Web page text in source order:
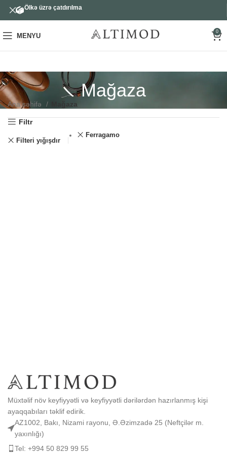
MENYU
0
Mağaza
Ana səhifə Mağaza
Filtr
Filteri yığışdır
Ferragamo
Müxtəlif növ keyfiyyətli və keyfiyyətli dərilərdən hazırlanmış kişi
ayaqqabıları təklif edirik.
AZ1002, Bakı, Nizami rayonu, Ə.Əzimzadə 25 (Neftçilər m.
yaxınlığı)
Tel: +994 50 829 99 55
Ölkə üzrə çatdırılma